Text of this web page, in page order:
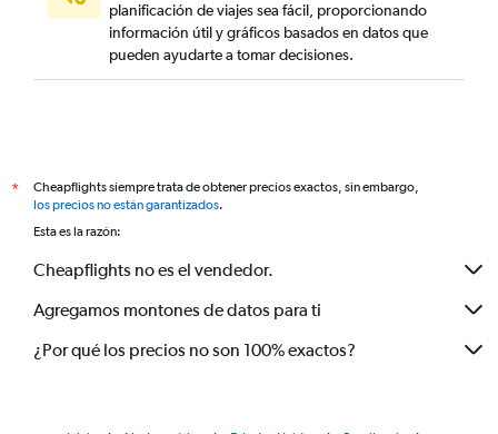
planificación de viajes sea fácil, proporcionando
información útil y gráficos basados en datos que
pueden ayudarte a tomar decisiones.
*
Cheapflights siempre trata de obtener precios exactos, sin embargo,
los precios no están garantizados.
Esta es la razón:
Cheapflights no es el vendedor.
Agregamos montones de datos para ti
¿Por qué los precios no son 100% exactos?